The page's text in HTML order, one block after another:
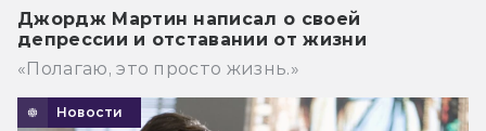
Джордж Мартин написал о своей
депрессии и отставании от жизни
«Полагаю, это просто жизнь.»
Новости